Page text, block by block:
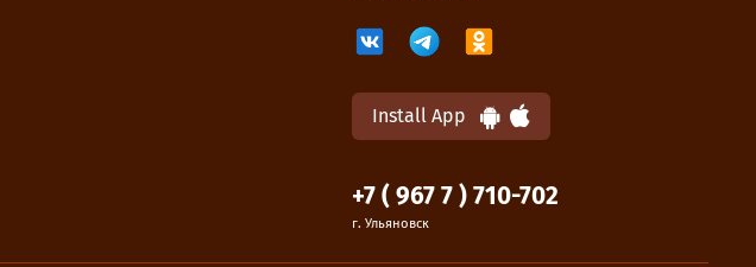
Install App
+7 ( 967 7 ) 710-702
г. Ульяновск